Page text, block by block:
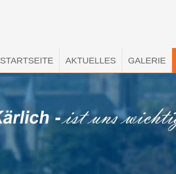
STARTSEITE AKTUELLES GALERIE